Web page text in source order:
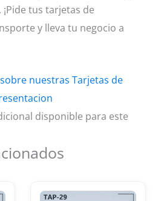
tus tarjetas de
y lleva tu negocio a
nuestras Tarjetas de
disponible para este